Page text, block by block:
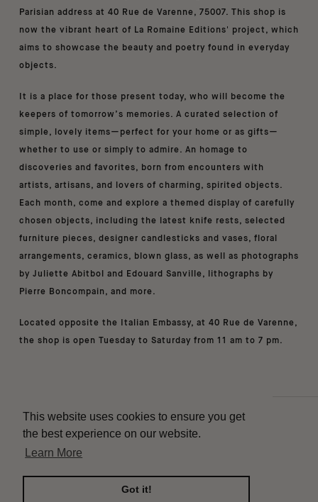
This website uses cookies to ensure you get
the best experience on our website.
Learn More
Got it!
Parisian address at 40 Rue de Varenne, 75007. This shop is
now the vibrant heart of La Romaine Editions' project, which
aims to showcase the beauty and poetry found in everyday
objects.
It is a place for those present today, who will become the
keepers of tomorrow’s memories. A curated selection of
simple, lovely items—perfect for your home or as gifts—
whether to use or simply to admire. An homage to
discoveries and favorites, born from encounters with
artists, artisans, and lovers of charming, spirited objects.
Each month, come and explore a themed display of carefully
chosen objects, including the latest knife rests, selected
furniture pieces, designer candlesticks and vases, floral
arrangements, ceramics, blown glass, as well as photographs
by Juliette Abitbol and Edouard Sanville, lithographs by
Pierre Boncompain, and more.
Located opposite the Italian Embassy, at 40 Rue de Varenne,
the shop is open Tuesday to Saturday from 11 am to 7 pm.
Contact
Delivery